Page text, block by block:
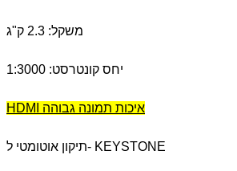
משקל: 2.3 ק"ג
יחס קונטרסט: 1:3000
HDMI איכות תמונה גבוהה
תיקון אוטומטי ל- KEYSTONE